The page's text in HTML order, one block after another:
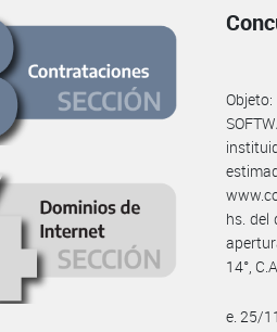
hs. del
14°,
e. 25/